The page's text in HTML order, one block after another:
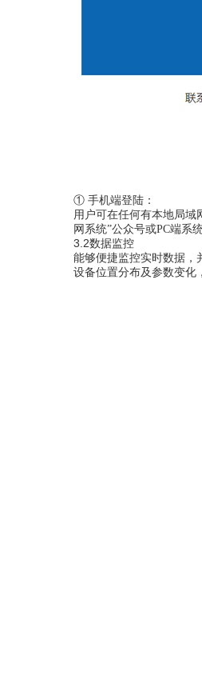
① 手机端登陆：
用户可在任何有本地局域
网系统”公众号或PC端系
3.2数据监控
能够便捷监控实时数据，
设备位置分布及参数变化